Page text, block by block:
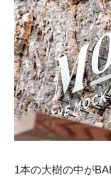
1本の大樹の中が